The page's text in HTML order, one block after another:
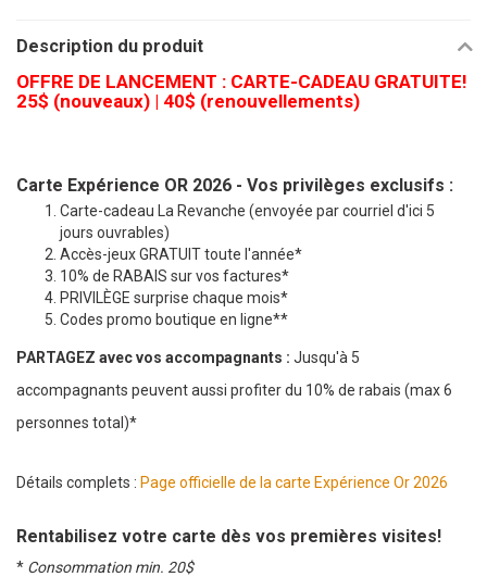
Description du produit
OFFRE DE LANCEMENT : CARTE-CADEAU GRATUITE!
25$ (nouveaux) | 40$ (renouvellements)
Carte Expérience OR 2026 - Vos privilèges exclusifs :
Carte-cadeau La Revanche (envoyée par courriel d'ici 5
jours ouvrables)
Accès-jeux GRATUIT toute l'année*
10% de RABAIS sur vos factures*
PRIVILÈGE surprise chaque mois*
Codes promo boutique en ligne**
PARTAGEZ avec vos accompagnants : Jusqu'à 5
accompagnants peuvent aussi profiter du 10% de rabais (max 6
personnes total)*
Détails complets : Page officielle de la carte Expérience Or 2026
Rentabilisez votre carte dès vos premières visites!
* Consommation min. 20$